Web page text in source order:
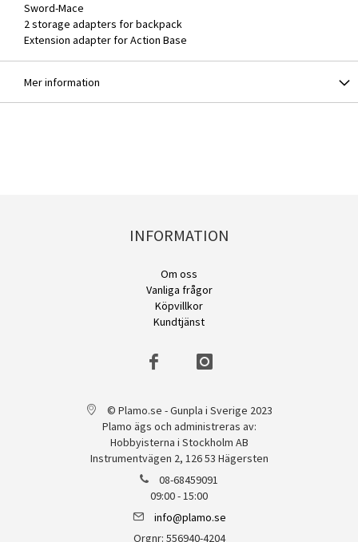
Sword-Mace
2 storage adapters for backpack
Extension adapter for Action Base
Mer information
INFORMATION
Om oss
Vanliga frågor
Köpvillkor
Kundtjänst
© Plamo.se - Gunpla i Sverige 2023
Plamo ägs och administreras av:
Hobbyisterna i Stockholm AB
Instrumentvägen 2, 126 53 Hägersten
08-68459091
09:00 - 15:00
info@plamo.se
Orgnr: 556940-4204